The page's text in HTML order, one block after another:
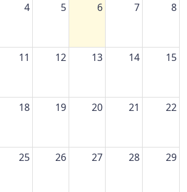
4 5 6 7 8
11 12 13 14 15
18 19 20 21 22
25 26 27 28 29